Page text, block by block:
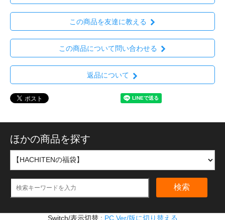
この商品を友達に教える
この商品について問い合わせる
返品について
ほかの商品を探す
検索
Switch/表示切替 : PC.Ver/版に切り替える